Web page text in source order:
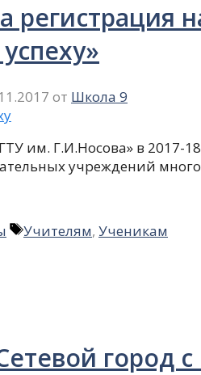
регистрация
от Школа 9
им. Г.И.Носова» в 2017-
учреждений
Метки
Учителям, Ученикам
город с